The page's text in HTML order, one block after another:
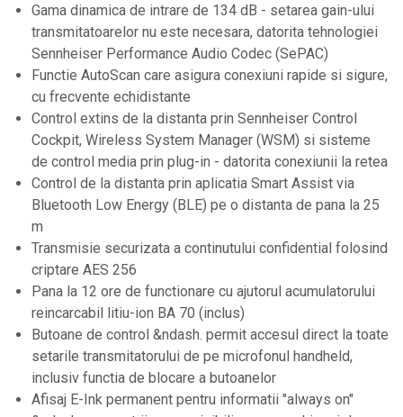
Lumini si efecte
Accesorii pentru lumini
Bare Led
Cabluri de Alimentare
Case-uri de lumini
Comenzi si controllere
Ecrane LED
Efecte de lumini
Lasere
Masini de fum si ceata
Mixere DMX
Moving Head-uri
Par Led si Pinspot
Proiectoare
Gama dinamica de intrare de 134 dB - setarea gain-ului
transmitatoarelor nu este necesara, datorita tehnologiei
Sennheiser Performance Audio Codec (SePAC)
Functie AutoScan care asigura conexiuni rapide si sigure,
cu frecvente echidistante
Control extins de la distanta prin Sennheiser Control
Cockpit, Wireless System Manager (WSM) si sisteme
de control media prin plug-in - datorita conexiunii la retea
Control de la distanta prin aplicatia Smart Assist via
Bluetooth Low Energy (BLE) pe o distanta de pana la 25
m
Transmisie securizata a continutului confidential folosind
criptare AES 256
Pana la 12 ore de functionare cu ajutorul acumulatorului
reincarcabil litiu-ion BA 70 (inclus)
Butoane de control &ndash. permit accesul direct la toate
setarile transmitatorului de pe microfonul handheld,
inclusiv functia de blocare a butoanelor
Afisaj E-Ink permanent pentru informatii "always on"